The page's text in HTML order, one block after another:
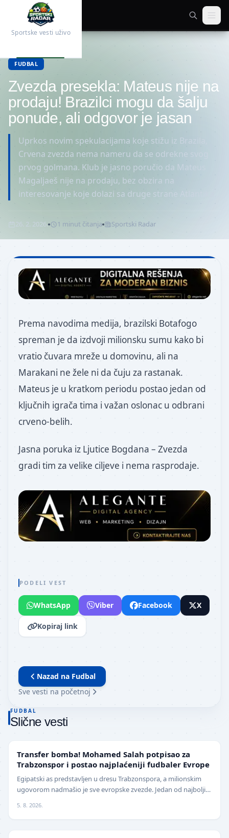
Sportske vesti uživo
FUDBAL
Zvezda presekla: Mateus nije na
prodaju! Brazilci mogu da šalju
ponude, ali odgovor je jasan
Uprkos novim spekulacijama koje stižu iz Brazila,
Crvena zvezda nema nameru da se odrekne svog
prvog golmana. Klub je jasno poručio da Mateus
Magaljaeš nije na prodaju, bez obzira na
interesovanje koje dolazi sa druge strane Atlantika.
26. 2. 2026. 1 minut čitanja Sportski Radar
Prema navodima medija, brazilski Botafogo
spreman je da izdvoji milionsku sumu kako bi
vratio čuvara mreže u domovinu, ali na
Marakani ne žele ni da čuju za rastanak.
Mateus je u kratkom periodu postao jedan od
ključnih igrača tima i važan oslonac u odbrani
crveno-belih.
Jasna poruka iz Ljutice Bogdana – Zvezda
gradi tim za velike ciljeve i nema rasprodaje.
PODELI VEST
WhatsApp Viber Facebook X
Kopiraj link
Nazad na Fudbal
Sve vesti na početnoj
FUDBAL
Slične vesti
Transfer bomba! Mohamed Salah potpisao za
Trabzonspor i postao najplaćeniji fudbaler Evrope
Egipatski as predstavljen u dresu Trabzonspora, a milionskim
ugovorom nadmašio je sve evropske zvezde. Jedan od najboljih
5. 8. 2026.